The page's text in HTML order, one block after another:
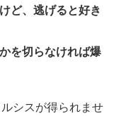
ど、逃げると好き
を切らなければ爆
シスが得られませ